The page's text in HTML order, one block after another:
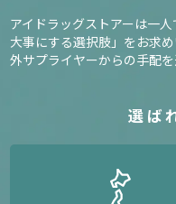
アイドラッグストアーは一
大事にする選択肢」をお求め
外サプライヤーからの手配
選ば